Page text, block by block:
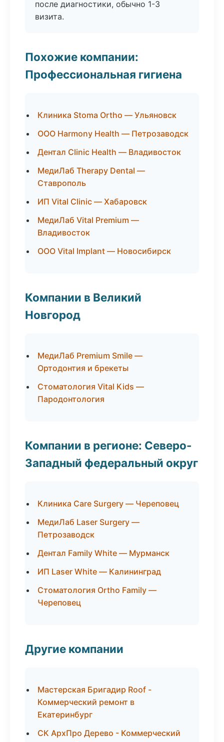
после диагностики, обычно 1-3
визита.
Похожие компании:
Профессиональная гигиена
Клиника Stoma Ortho — Ульяновск
ООО Harmony Health — Петрозаводск
Дентал Clinic Health — Владивосток
МедиЛаб Therapy Dental —
Ставрополь
ИП Vital Clinic — Хабаровск
МедиЛаб Vital Premium —
Владивосток
ООО Vital Implant — Новосибирск
Компании в Великий
Новгород
МедиЛаб Premium Smile —
Ортодонтия и брекеты
Стоматология Vital Kids —
Пародонтология
Компании в регионе: Северо-
Западный федеральный округ
Клиника Care Surgery — Череповец
МедиЛаб Laser Surgery —
Петрозаводск
Дентал Family White — Мурманск
ИП Laser White — Калининград
Стоматология Ortho Family —
Череповец
Другие компании
Мастерская Бригадир Roof -
Коммерческий ремонт в
Екатеринбург
СК АрхПро Дерево - Коммерческий